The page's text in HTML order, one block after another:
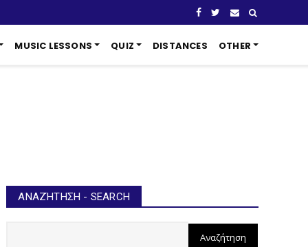
MUSIC LESSONS QUIZ DISTANCES OTHER
ΑΝΑΖΉΤΗΣΗ - SEARCH